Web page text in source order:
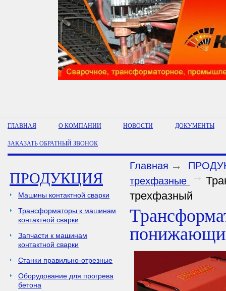
ГЛАВНАЯ О КОМПАНИИ НОВОСТИ ДОКУМЕНТЫ
ЗАКАЗАТЬ ОБРАТНЫЙ ЗВОНОК
ПРОДУКЦИЯ
Машины контактной сварки
Трансформаторы к машинам
контактной сварки
Запчасти к машинам
контактной сварки
Станки правильно-отрезные
Оборудование для прогрева
бетона
Главная
трехфазные
трехфазный